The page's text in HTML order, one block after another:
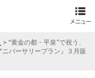
> ‟黄金の都・平泉“で祝う、
バーサリープラン』３月販